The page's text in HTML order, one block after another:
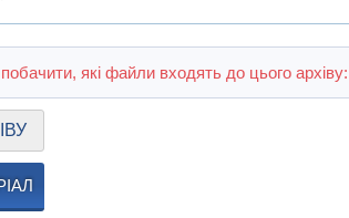
які файли входять до цього архіву: